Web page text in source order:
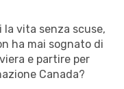
la vita senza scuse,
ha mai sognato di
e partire per
Canada?